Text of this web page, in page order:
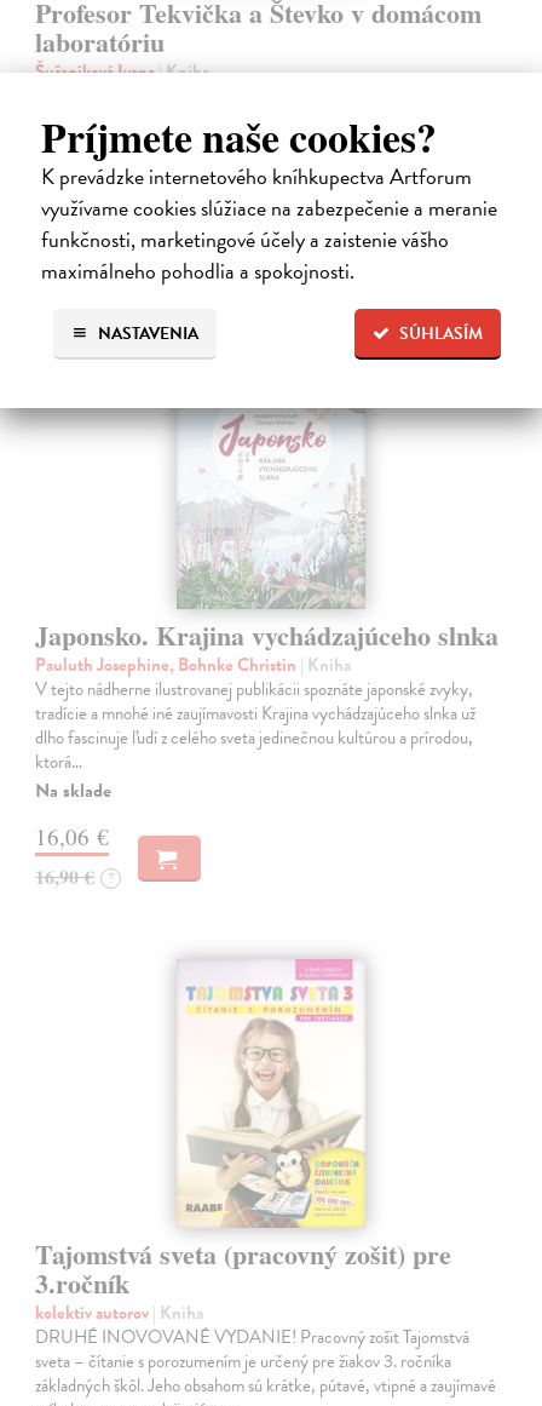
Príjmete naše cookies?
K prevádzke internetového kníhkupectva Artforum
využívame cookies slúžiace na zabezpečenie a meranie
funkčnosti, marketingové účely a zaistenie vášho
maximálneho pohodlia a spokojnosti.
SÚHLASÍM
NASTAVENIA
Profesor Tekvička a Števko v domácom
laboratóriu
Šušaníková Ivana| Kniha
recyklovaný papier aj dúhu? Vyskúšajte so svojimi deťmi tridsať
jednoduchých pokusov s bežnými predmetmi a materiálmi.
Na sklade
14,20 €
14,95 € ?
Japonsko. Krajina vychádzajúceho slnka
Pauluth Josephine, Bohnke Christin | Kniha
V tejto nádherne ilustrovanej publikácii spoznáte japonské zvyky,
tradície a mnohé iné zaujímavosti Krajina vychádzajúceho slnka už
dlho fascinuje ľudí z celého sveta jedinečnou kultúrou a prírodou,
ktorá…
Na sklade
16,06 €
16,90 € ?
Tajomstvá sveta (pracovný zošit) pre
3.ročník
kolektív autorov| Kniha
DRUHÉ INOVOVANÉ VYDANIE! Pracovný zošit Tajomstvá
sveta – čítanie s porozumením je určený pre žiakov 3. ročníka
základných škôl. Jeho obsahom sú krátke, pútavé, vtipné a zaujímavé